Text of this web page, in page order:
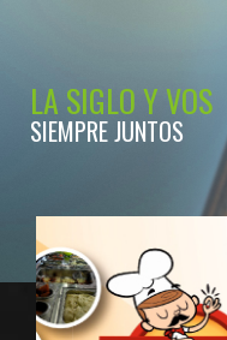
LA SIGLO Y VOS
SIEMPRE JUNTOS